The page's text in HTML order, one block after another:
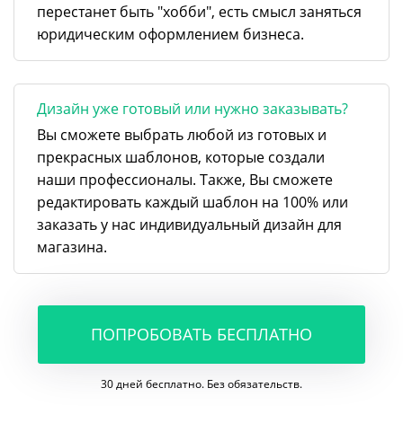
перестанет быть "хобби", есть смысл заняться
юридическим оформлением бизнеса.
Дизайн уже готовый или нужно заказывать?
Вы сможете выбрать любой из готовых и
прекрасных шаблонов, которые создали
наши профессионалы. Также, Вы сможете
редактировать каждый шаблон на 100% или
заказать у нас индивидуальный дизайн для
магазина.
ПОПРОБОВАТЬ БЕСПЛАТНО
30 дней бесплатно. Без обязательств.